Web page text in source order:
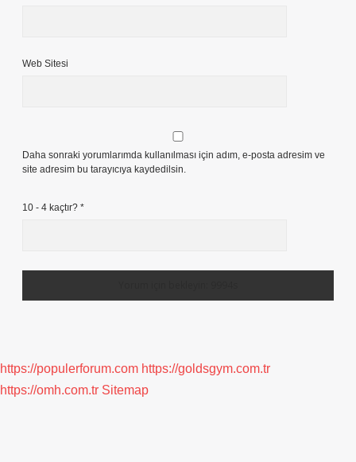
Web Sitesi
Daha sonraki yorumlarımda kullanılması için adım, e-posta adresim ve
site adresim bu tarayıcıya kaydedilsin.
10 - 4 kaçtır? *
https://populerforum.com https://goldsgym.com.tr
https://omh.com.tr Sitemap